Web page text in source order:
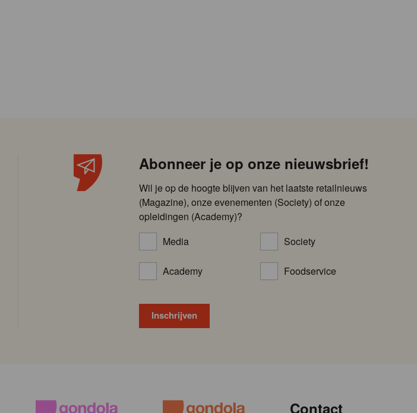
Abonneer je op onze nieuwsbrief!
Wil je op de hoogte blijven van het laatste retailnieuws
(Magazine), onze evenementen (Society) of onze
opleidingen (Academy)?
Media
Society
Academy Foodservice
Contact